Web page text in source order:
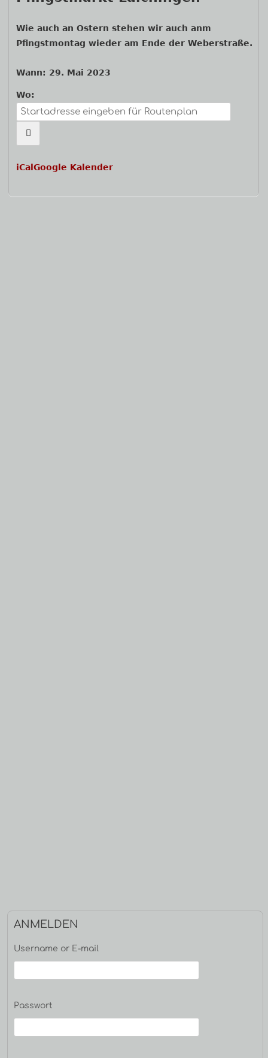
Wie auch an Ostern stehen wir auch anm
Pfingstmontag wieder am Ende der Weberstraße.
Wann: 29. Mai 2023
Wo:
iCal Google Kalender
Navigation
Haupt-
ANMELDEN
Username or E-mail
Passwort